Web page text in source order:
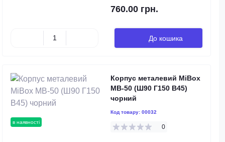
760.00 грн.
До кошика
в наявності
Корпус металевий MiBox
MB-50 (Ш90 Г150 В45)
чорний
Код товару: 00032
0